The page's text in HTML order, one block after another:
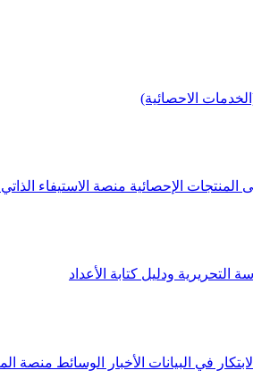
الاحصائية)
الإحصائية منصة الاستيفاء
التحريرية ودليل كتابة الأعداد
في البيانات الأخبار الوسائط منصة